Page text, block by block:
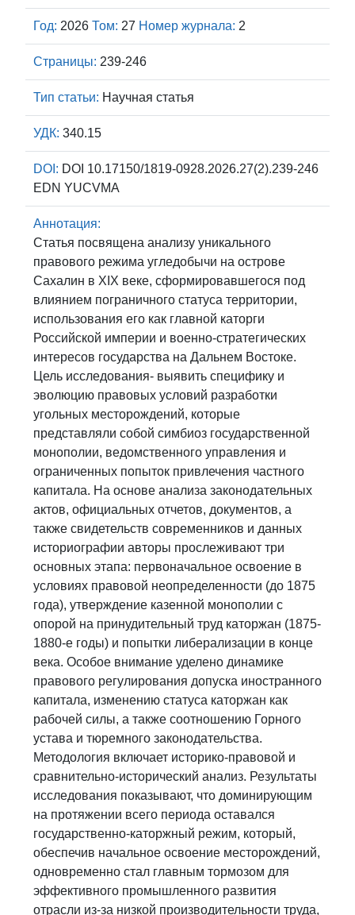
Год: 2026 Том: 27 Номер журнала: 2
Страницы: 239-246
Тип статьи: Научная статья
УДК: 340.15
DOI: DOI 10.17150/1819-0928.2026.27(2).239-246
EDN YUCVMA
Аннотация:
Статья посвящена анализу уникального
правового режима угледобычи на острове
Сахалин в XIX веке, сформировавшегося под
влиянием пограничного статуса территории,
использования его как главной каторги
Российской империи и военно-стратегических
интересов государства на Дальнем Востоке.
Цель исследования- выявить специфику и
эволюцию правовых условий разработки
угольных месторождений, которые
представляли собой симбиоз государственной
монополии, ведомственного управления и
ограниченных попыток привлечения частного
капитала. На основе анализа законодательных
актов, официальных отчетов, документов, а
также свидетельств современников и данных
историографии авторы прослеживают три
основных этапа: первоначальное освоение в
условиях правовой неопределенности (до 1875
года), утверждение казенной монополии с
опорой на принудительный труд каторжан (1875-
1880-е годы) и попытки либерализации в конце
века. Особое внимание уделено динамике
правового регулирования допуска иностранного
капитала, изменению статуса каторжан как
рабочей силы, а также соотношению Горного
устава и тюремного законодательства.
Методология включает историко-правовой и
сравнительно-исторический анализ. Результаты
исследования показывают, что доминирующим
на протяжении всего периода оставался
государственно-каторжный режим, который,
обеспечив начальное освоение месторождений,
одновременно стал главным тормозом для
эффективного промышленного развития
отрасли из-за низкой производительности труда,